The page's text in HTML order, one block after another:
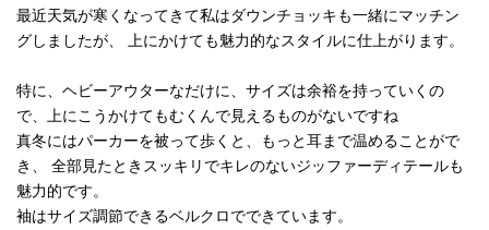
最近天気が寒くなってきて私はダウンチョッキも一緒にマッチン
グしましたが、 上にかけても魅力的なスタイルに仕上がります。
特に、ヘビーアウターなだけに、サイズは余裕を持っていくの
で、上にこうかけてもむくんで見えるものがないですね
真冬にはパーカーを被って歩くと、もっと耳まで温めることがで
き、 全部見たときスッキリでキレのないジッファーディテールも
魅力的です。
袖はサイズ調節できるベルクロでできています。